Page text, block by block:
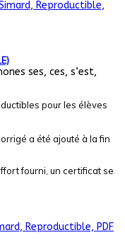
ses, ces, s’est,
pour les élèves
a été ajouté à la fin
fourni, un certificat se